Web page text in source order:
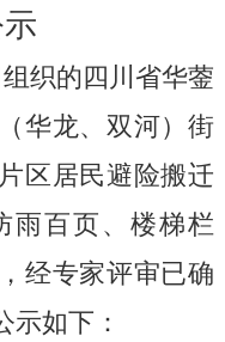
组织的四川省华蓥
华龙、双河）街
区居民避险搬迁
雨百页、楼梯栏
经专家评审已确
示如下：